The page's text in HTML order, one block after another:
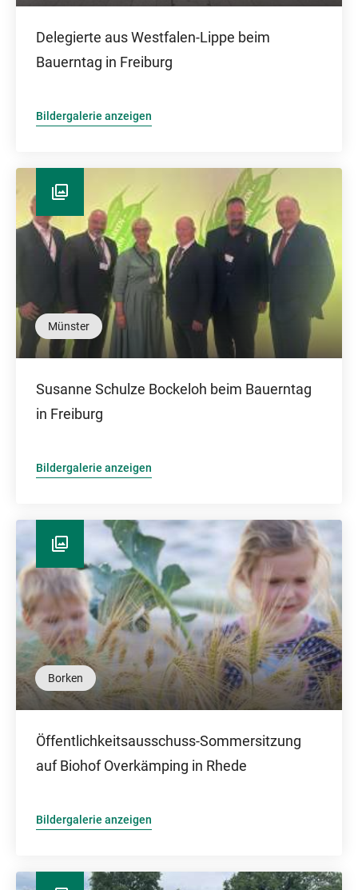
Delegierte aus Westfalen-Lippe beim
Bauerntag in Freiburg
Bildergalerie anzeigen
Münster
Susanne Schulze Bockeloh beim Bauerntag
in Freiburg
Bildergalerie anzeigen
Borken
Öffentlichkeitsausschuss-Sommersitzung
auf Biohof Overkämping in Rhede
Bildergalerie anzeigen